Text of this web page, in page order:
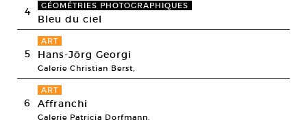
4 GÉOMÉTRIES PHOTOGRAPHIQUES
Bleu du ciel
5
ART
Hans-Jörg Georgi
Galerie Christian Berst,
6
ART
Affranchi
Galerie Patricia Dorfmann,